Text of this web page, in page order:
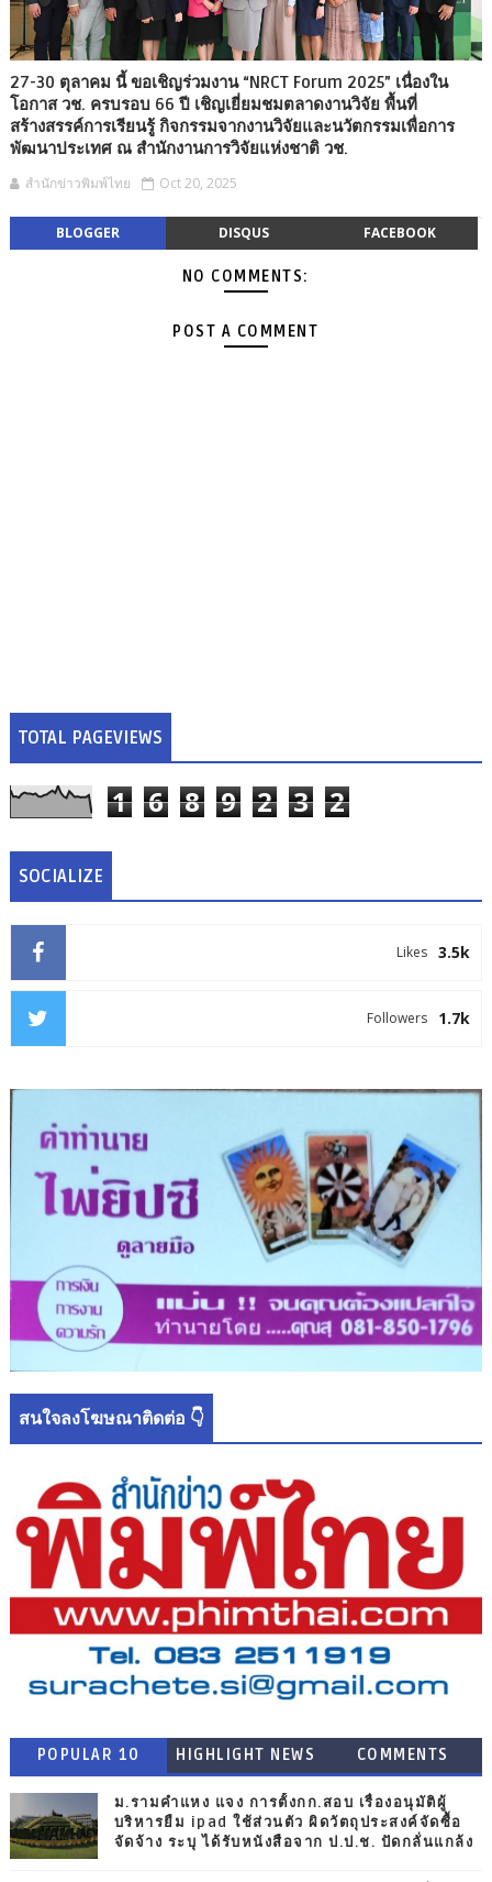
27-30 ตุลาคม นี้ ขอเชิญร่วมงาน “NRCT Forum 2025” เนื่องใน
โอกาส วช. ครบรอบ 66 ปี เชิญเยี่ยมชมตลาดงานวิจัย พื้นที่
สร้างสรรค์การเรียนรู้ กิจกรรมจากงานวิจัยและนวัตกรรมเพื่อการ
พัฒนาประเทศ ณ สำนักงานการวิจัยแห่งชาติ วช.
สำนักข่าวพิมพ์ไทย Oct 20, 2025
BLOGGER DISQUS FACEBOOK
NO COMMENTS:
POST A COMMENT
TOTAL PAGEVIEWS
1 6 8 9 2 3 2
SOCIALIZE
3.5k
Likes
1.7k
Followers
สนใจลงโฆษณาติดต่อ 👇
POPULAR 10 HIGHLIGHT NEWS COMMENTS
ม.รามคำแหง แจง การตั้งกก.สอบ เรื่องอนุมัติผู้
บริหารยืม ipad ใช้ส่วนตัว ผิดวัตถุประสงค์จัดซื้อ
จัดจ้าง ระบุ ได้รับหนังสือจาก ป.ป.ช. ปัดกลั่นแกล้ง